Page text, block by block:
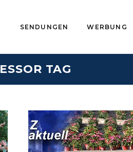
SENDUNGEN WERBUNG
TAG